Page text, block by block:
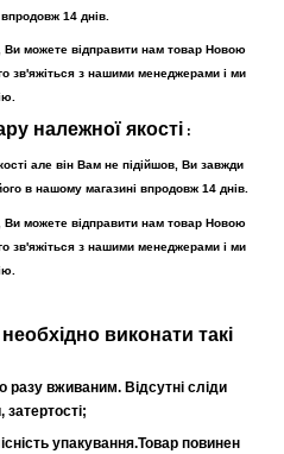
14 днів.
Ви можете відправити нам товар Новою
зв'яжіться з нашими менеджерами і ми
належної якості :
але він Вам не підійшов, Ви завжди
в нашому магазині впродовж 14 днів.
Ви можете відправити нам товар Новою
зв'яжіться з нашими менеджерами і ми
виконати такі
разу вживаним. Відсутні сліди
упакування.Товар повинен